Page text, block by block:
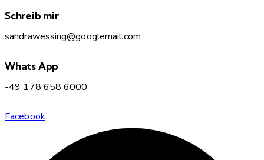
Schreib mir
sandrawessing@googlemail.com
Whats App
-49 178 658 6000
Facebook